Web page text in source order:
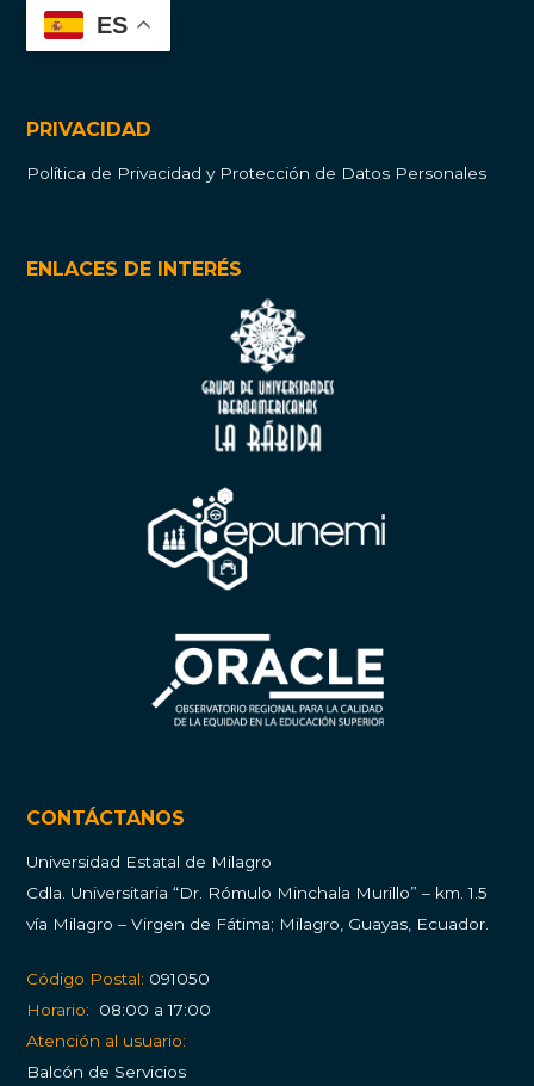
ES
PRIVACIDAD
Política de Privacidad y Protección de Datos Personales
ENLACES DE INTERÉS
CONTÁCTANOS
Universidad Estatal de Milagro
Cdla. Universitaria “Dr. Rómulo Minchala Murillo” – km. 1.5
vía Milagro – Virgen de Fátima; Milagro, Guayas, Ecuador.
Código Postal: 091050
Horario:
08:00 a 17:00
Atención al usuario:
Balcón de Servicios